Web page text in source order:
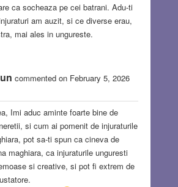
ca socheaza pe cei batrani. Adu-ti
am auzit, si ce diverse erau,
mai ales in ungureste.
commented on February 5, 2026
Imi aduc aminte foarte bine de
si cum ai pomenit de injuraturile
pot sa-ti spun ca cineva de
maghiara, ca injuraturile unguresti
si creative, si pot fi extrem de